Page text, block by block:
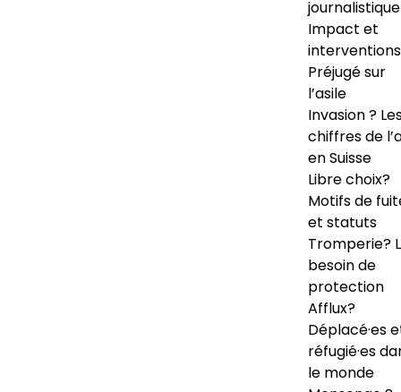
journalistique
Impact et
interventions
Préjugé sur
l’asile
Invasion ?
chiffres de
en Suisse
Libre choix?
Motifs de
et statuts
Tromperie?
besoin de
protection
Afflux?
Déplacé·es
réfugié·es
le monde